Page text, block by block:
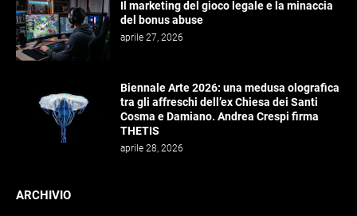
Il marketing del gioco legale e la minaccia
del bonus abuse
aprile 27, 2026
Biennale Arte 2026: una medusa olografica
tra gli affreschi dell’ex Chiesa dei Santi
Cosma e Damiano. Andrea Crespi firma
THETIS
aprile 28, 2026
ARCHIVIO